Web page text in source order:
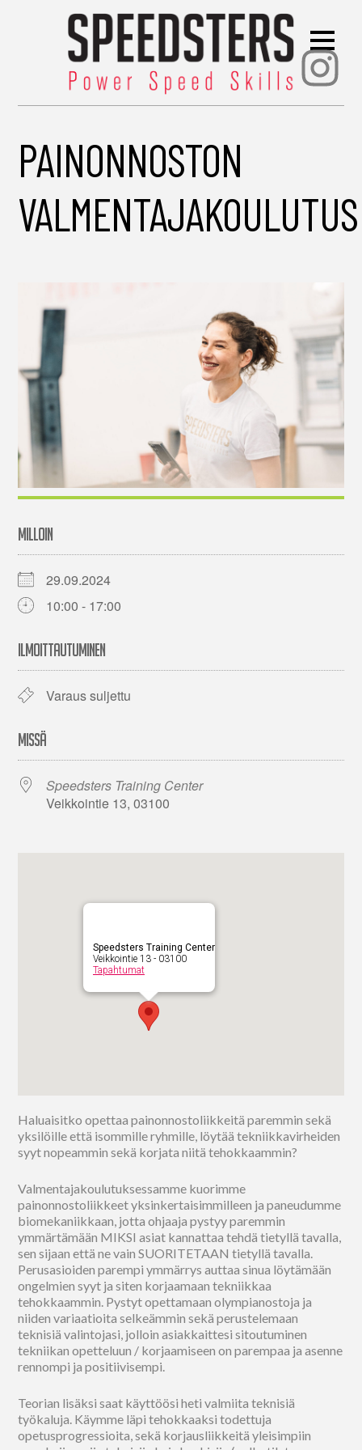
PAINONNOSTON
VALMENTAJAKOULUTUS
MILLOIN
29.09.2024
10:00 - 17:00
ILMOITTAUTUMINEN
Varaus suljettu
MISSÄ
Speedsters Training Center
Veikkointie 13, 03100
Speedsters Training Center
Veikkointie 13 - 03100
Tapahtumat
Haluaisitko opettaa painonnostoliikkeitä paremmin sekä
yksilöille että isommille ryhmille, löytää tekniikkavirheiden
syyt nopeammin sekä korjata niitä tehokkaammin?
Valmentajakoulutuksessamme kuorimme
painonnostoliikkeet yksinkertaisimmilleen ja paneudumme
biomekaniikkaan, jotta ohjaaja pystyy paremmin
ymmärtämään MIKSI asiat kannattaa tehdä tietyllä tavalla,
sen sijaan että ne vain SUORITETAAN tietyllä tavalla.
Perusasioiden parempi ymmärrys auttaa sinua löytämään
ongelmien syyt ja siten korjaamaan tekniikkaa
tehokkaammin. Pystyt opettamaan olympianostoja ja
niiden variaatioita selkeämmin sekä perustelemaan
teknisiä valintojasi, jolloin asiakkaittesi sitoutuminen
tekniikan opetteluun / korjaamiseen on parempaa ja asenne
rennompi ja positiivisempi.
Teorian lisäksi saat käyttöösi heti valmiita teknisiä
työkaluja. Käymme läpi tehokkaaksi todettuja
opetusprogressioita, sekä korjausliikkeitä yleisimpiin